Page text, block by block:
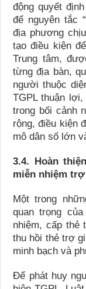
động quyết
để nguyên tắc
địa phương
tạo điều kiện
Trung tâm,
từng địa bàn,
người thuộc
TGPL thuận
trong bối cảnh
rộng, điều kiện
mô dân số lớn
3.4. Hoàn
miễn nhiệm
Một trong
quan trọng
nhiệm, cấp thẻ
thu hồi thẻ trợ
minh bạch và
Để phát huy